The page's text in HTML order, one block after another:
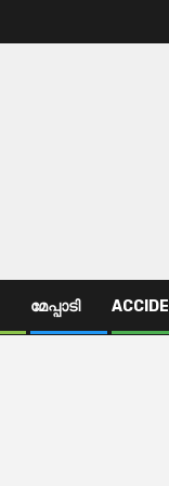
മേപ്പാടി